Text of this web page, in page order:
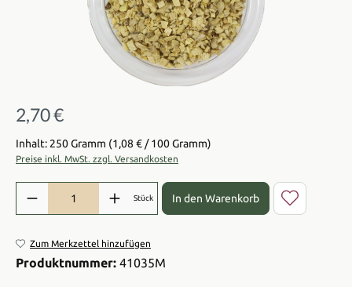
Regulärer Preis:
2,70 €
Inhalt: 250 Gramm (1,08 € / 100 Gramm)
Preise inkl. MwSt. zzgl. Versandkosten
Produkt Anzahl: Gib den gewünschten Wert ein oder benutze die
Stück In den Warenkorb
Zum Merkzettel hinzufügen
Produktnummer: 41035M